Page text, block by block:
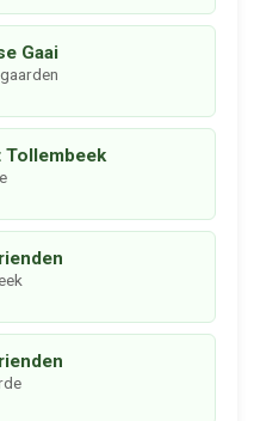
Gaai
Tollembeek